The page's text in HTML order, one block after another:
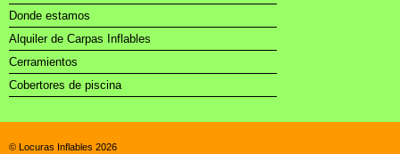
Donde estamos
Alquiler de Carpas Inflables
Cerramientos
Cobertores de piscina
© Locuras Inflables 2026